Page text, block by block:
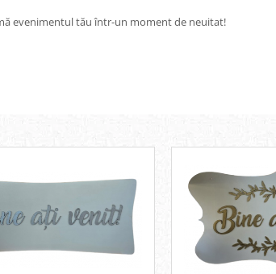
evenimentul tău într-un moment de neuitat!